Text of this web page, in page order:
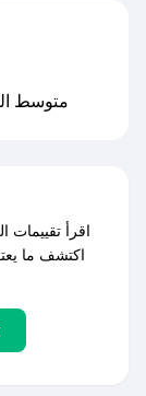
متوسط التقييم: 5.0 من 5
اقرأ تقييمات
اكتشف ما